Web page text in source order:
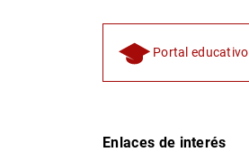
Portal educativo
Enlaces de interés